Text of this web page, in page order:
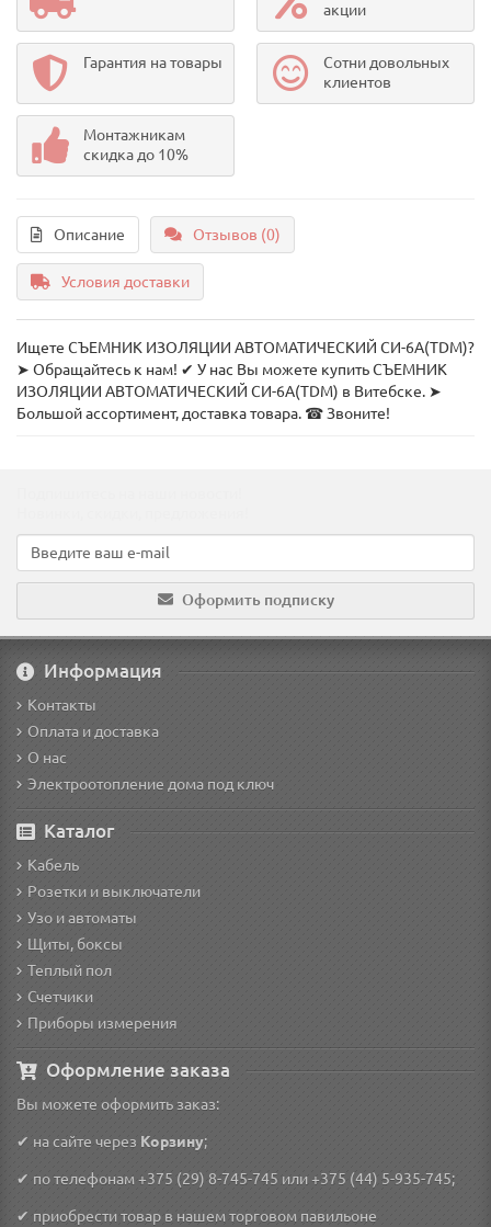
акции
Гарантия на товары
Сотни довольных
клиентов
Монтажникам
скидка до 10%
Описание Отзывов (0)
Условия доставки
Ищете СЪЕМНИК ИЗОЛЯЦИИ АВТОМАТИЧЕСКИЙ СИ-6А(TDM)?
➤ Обращайтесь к нам! ✔ У нас Вы можете купить СЪЕМНИК
ИЗОЛЯЦИИ АВТОМАТИЧЕСКИЙ СИ-6А(TDM) в Витебске. ➤
Большой ассортимент, доставка товара. ☎ Звоните!
Оформить подписку
Информация
Контакты
Оплата и доставка
О нас
Электроотопление дома под ключ
Каталог
Кабель
Розетки и выключатели
Узо и автоматы
Щиты, боксы
Теплый пол
Счетчики
Приборы измерения
Оформление заказа
Вы можете оформить заказ:
✔ на сайте через Корзину;
✔ по телефонам +375 (29) 8-745-745 или +375 (44) 5-935-745;
✔ приобрести товар в нашем торговом павильоне